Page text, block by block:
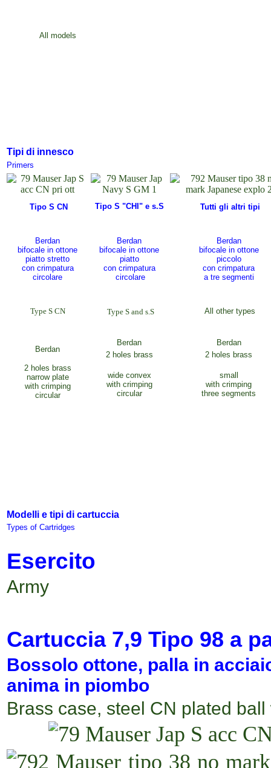
All models
Tipi di innesco
Primers
Tipo S CN Tipo S "CHI" e s.S Tutti gli altri tipi
Berdan
bifocale in ottone
piatto stretto
con crimpatura
circolare
Berdan
bifocale in ottone
piatto
con crimpatura
circolare
Berdan
bifocale in ottone
piccolo
con crimpatura
a tre segmenti
Type S CN Type S and s.S All other types
Berdan
2 holes brass
narrow plate
with crimping
circular
Berdan
2 holes brass
wide convex
with crimping
circular
Berdan
2 holes brass
small
with crimping
three segments
Modelli e tipi di cartuccia
Types of Cartridges
Esercito
Army
Cartuccia 7,9 Tipo 98 a
Bossolo ottone, palla in
anima in piombo
Brass case, steel CN plated